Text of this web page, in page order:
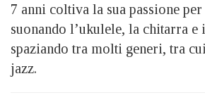
7 anni coltiva la sua passione
suonando l’ukulele, la chitarra
spaziando tra molti generi, tra
jazz.